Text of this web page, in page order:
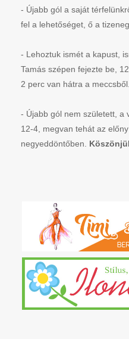
- Újabb gól a saját
fel a lehetőséget, ő a
- Lehoztuk ismét a kapust,
Tamás szépen fejezte be,
2 perc van hátra a meccsből.
- Újabb gól nem született, a
12-4, megvan tehát az
negyeddöntőben.